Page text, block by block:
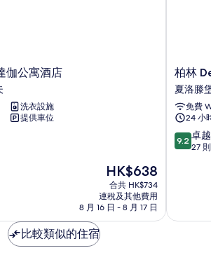
伽公寓酒店
洗衣設施
提供車位
現
售
HK$638
HK$638
合共 HK$734
連稅及其他費用
8 月 16 日 - 8 月 17 日
柏
林
Dean
酒
店
夏
洛
斯
柏林
夏洛滕
免費
24 小
9.2
分
卓
9.2 卓越
27
比較類似的住宿